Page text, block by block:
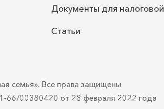
Документы для налоговой
Статьи
семья». Все права защищены
66/00380420 от 28 февраля 2022 года